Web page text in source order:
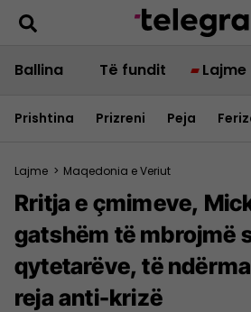
Ballina Të fundit Lajme
Prishtina Prizreni Peja
Lajme > Maqedonia e Veriut
Rritja e çmimeve,
gatshëm të mbrojmë
qytetarëve, të
reja anti-krizë